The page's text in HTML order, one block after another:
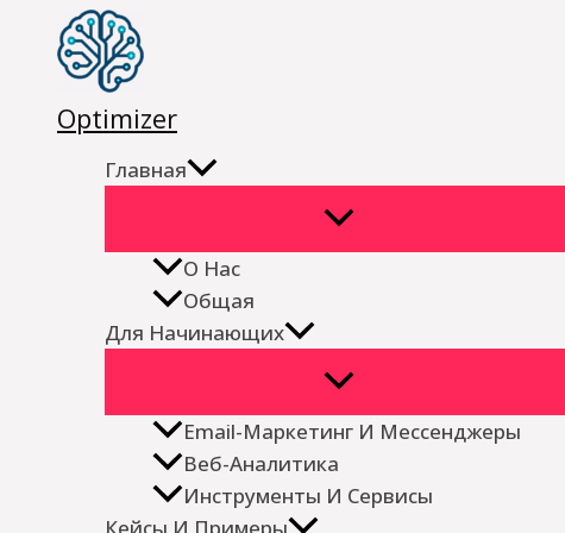
Перейти
содержимому
Optimizer
Главная
О Нас
Общая
Для Начинающих
Email-Маркетинг И Мессенджеры
Веб-Аналитика
Инструменты И Сервисы